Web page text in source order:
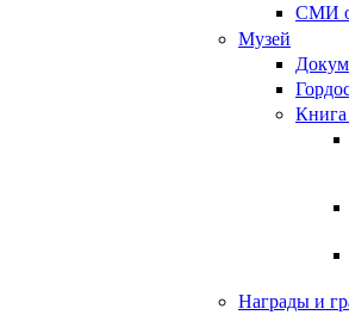
СМИ
Музей
Книга
Награды и